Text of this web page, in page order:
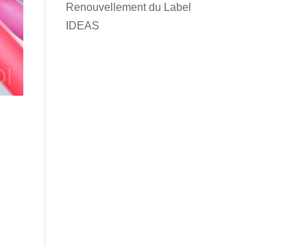
Renouvellement du Label
IDEAS